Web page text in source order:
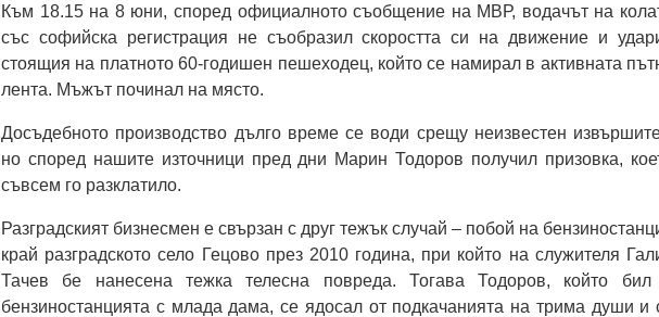
Към 18.15 на 8 юни, според официалното съобщение на МВР, водачът на
със софийска регистрация не съобразил скоростта си на движение и
стоящия на платното 60-годишен пешеходец, който се намирал в активната
лента. Мъжът починал на място.
Досъдебното производство дълго време се води срещу неизвестен
но според нашите източници пред дни Марин Тодоров получил призовка,
съвсем го разклатило.
Разградският бизнесмен е свързан с друг тежък случай – побой на
край разградското село Гецово през 2010 година, при който на служителя
Тачев бе нанесена тежка телесна повреда. Тогава Тодоров, който
бензиностанцията с млада дама, се ядосал от подкачанията на трима души и